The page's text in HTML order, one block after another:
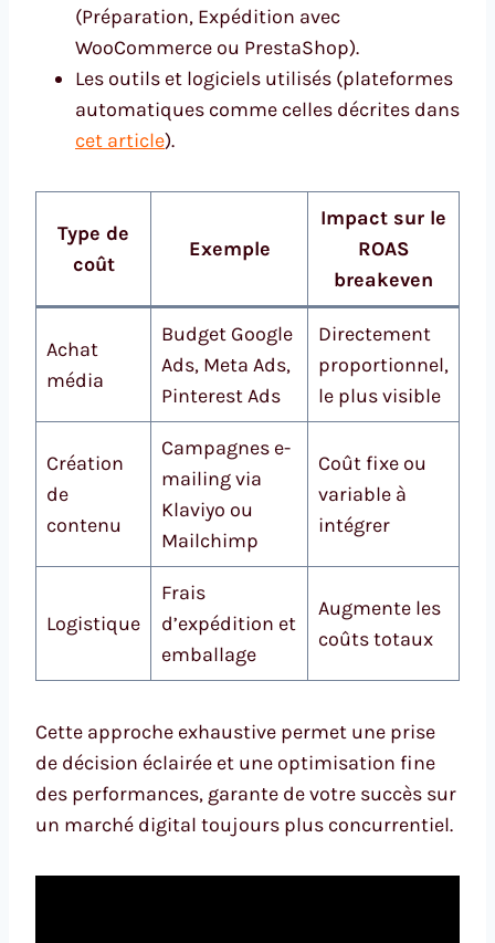
(Préparation, Expédition avec
WooCommerce ou PrestaShop).
Les outils et logiciels utilisés (plateformes
automatiques comme celles décrites dans
cet article).
Type de
coût
Exemple
Impact sur le
ROAS
breakeven
Achat
média
Budget Google
Ads, Meta Ads,
Pinterest Ads
Directement
proportionnel,
le plus visible
Création
de
contenu
Campagnes e-
mailing via
Klaviyo ou
Mailchimp
Coût fixe ou
variable à
intégrer
Logistique
Frais
d’expédition et
emballage
Augmente les
coûts totaux
Cette approche exhaustive permet une prise
de décision éclairée et une optimisation fine
des performances, garante de votre succès sur
un marché digital toujours plus concurrentiel.